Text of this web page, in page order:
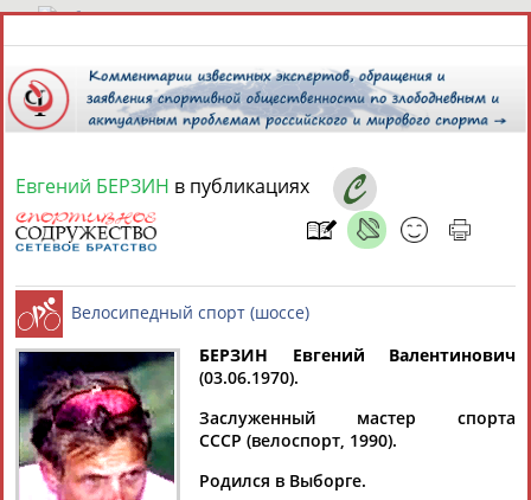
7 августа 2026 года,07:18
Найдено: 13181 Расширенный поиск
Аслаудин
АБАЕВ
Елена
АБАИМОВА
Мария
АБАКУМОВА
АБАЛАКИНА
Евгений БЕРЗИН в публикациях
Велосипедный спорт (шоссе)
БЕРЗИН Евгений Валентинович
(03.06.1970).
Заслуженный мастер спорта
СССР (велоспорт, 1990).
Родился в Выборге.